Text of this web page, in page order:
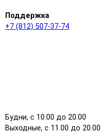
Поддержка
+7 (812) 507-37-74
Будни, с 10.00 до 20.00
Выходные, с 11.00 до 20.00